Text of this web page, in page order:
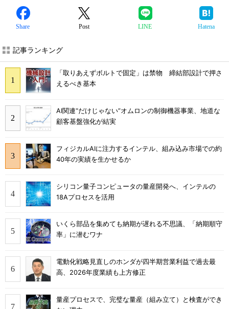
Share Post LINE Hatena
記事ランキング
「取りあえずボルトで固定」は禁物 締結部設計で押さ
えるべき基本
AI関連“だけじゃない”オムロンの制御機器事業、地道な
顧客基盤強化が結実
フィジカルAIに注力するインテル、組み込み市場での約
40年の実績を生かせるか
シリコン量子コンピュータの量産開発へ、インテルの
18Aプロセスを活用
いくら部品を集めても納期が遅れる不思議、「納期順守
率」に潜むワナ
電動化戦略見直しのホンダが四半期営業利益で過去最
高、2026年度業績も上方修正
量産プロセスで、完璧な量産（組み立て）と検査ができ